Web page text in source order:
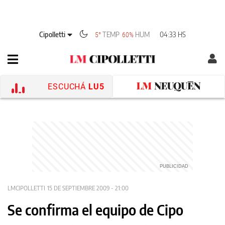
Cipolletti 5°TEMP 60% HUM 04:33 HS
ESCUCHÁ LU5
LMCIPOLLETTI 15 DE SEPTIEMBRE 2009 - 21:00
Se confirma el equipo de Cipo